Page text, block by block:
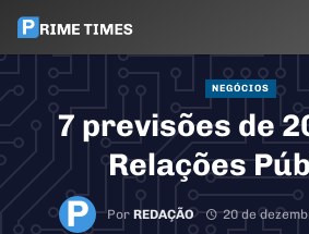
NEGÓCIOS
7 previsões de
Relações
PorREDAÇÃO 20 de